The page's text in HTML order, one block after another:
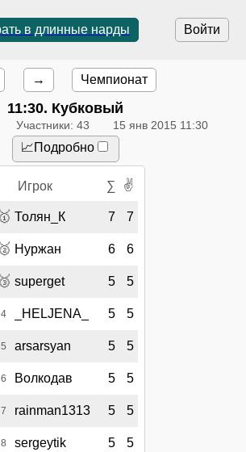
Войти
в длинные нарды
→ Чемпионат
11:30. Кубковый
Участники: 43 15 янв 2015 11:30
📈Подробно
Игрок ∑ ✌
🥇 Толян_К 7 7
🥈 Нуржан 6 6
🥉 superget 5 5
4 _HELJENA_ 5 5
5 arsarsyan 5 5
6 Волкодав 5 5
7 rainman1313 5 5
8 sergeytik 5 5